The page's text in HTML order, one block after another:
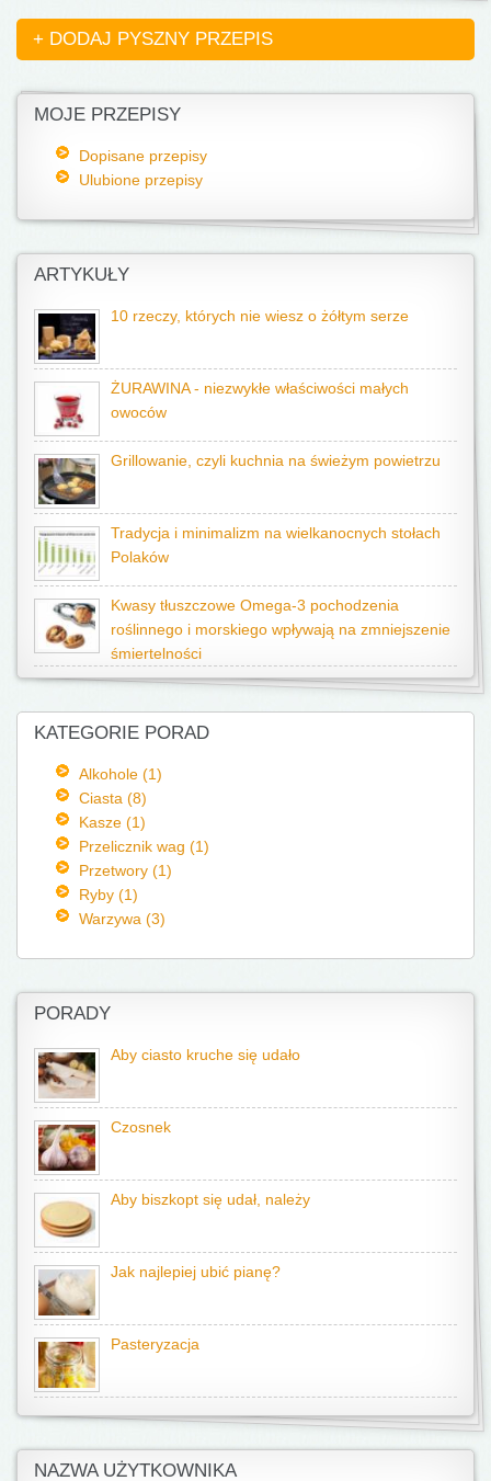
+ DODAJ PYSZNY PRZEPIS
MOJE PRZEPISY
Dopisane przepisy
Ulubione przepisy
ARTYKUŁY
10 rzeczy, których nie wiesz o żółtym serze
ŻURAWINA - niezwykłe właściwości małych
owoców
Grillowanie, czyli kuchnia na świeżym powietrzu
Tradycja i minimalizm na wielkanocnych stołach
Polaków
Kwasy tłuszczowe Omega-3 pochodzenia
roślinnego i morskiego wpływają na zmniejszenie
śmiertelności
KATEGORIE PORAD
Alkohole (1)
Ciasta (8)
Kasze (1)
Przelicznik wag (1)
Przetwory (1)
Ryby (1)
Warzywa (3)
PORADY
Aby ciasto kruche się udało
Czosnek
Aby biszkopt się udał, należy
Jak najlepiej ubić pianę?
Pasteryzacja
NAZWA UŻYTKOWNIKA